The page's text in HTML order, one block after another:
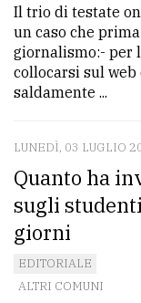
Il trio di testate
un caso che
giornalismo:- per
collocarsi sul
saldamente ...
LUNEDÌ, 03 LUGLIO
Quanto ha
sugli
giorni
EDITORIALE
ALTRI COMUNI